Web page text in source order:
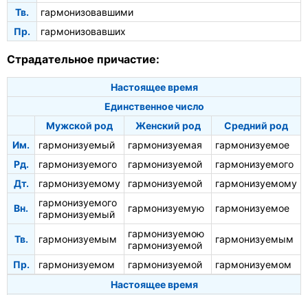
Тв.
гармонизовавшими
Пр.
гармонизовавших
Страдательное причастие:
Настоящее время
Единственное число
Мужской род
Женский род
Средний род
Им.
гармонизуемый гармонизуемая
гармонизуемое
Рд.
гармонизуемого гармонизуемой
гармонизуемого
Дт.
гармонизуемому гармонизуемой гармонизуемому
Вн.
гармонизуемого
гармонизуемый
гармонизуемую гармонизуемое
Тв. гармонизуемым
гармонизуемою
гармонизуемой
гармонизуемым
Пр. гармонизуемом гармонизуемой
гармонизуемом
Настоящее время